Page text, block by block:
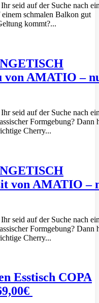
seid auf der Suche nach
schmalen Balkon gut
kommt?...
AMATIO –
seid auf der Suche nach
Formgebung? Dann
Cherry...
von AMATIO –
seid auf der Suche nach
Formgebung? Dann
Cherry...
Esstisch COPA